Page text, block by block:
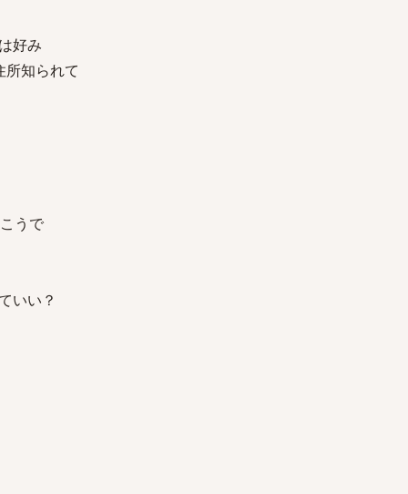
好み
知られて
うで
いい？